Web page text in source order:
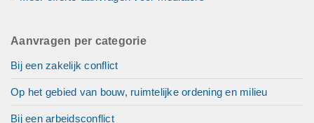
Aanvragen per categorie
Bij een zakelijk conflict
Op het gebied van bouw, ruimtelijke ordening en milieu
Bij een arbeidsconflict